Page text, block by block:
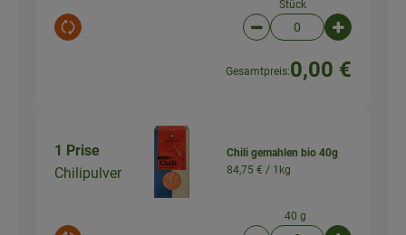
Auswahl ändern
Stück
Artikelanzahl
Gesamtpreis:0,00 €
1 Prise
Chilipulver
Chili gemahlen bio 40g
84,75 € / 1kg
40 g